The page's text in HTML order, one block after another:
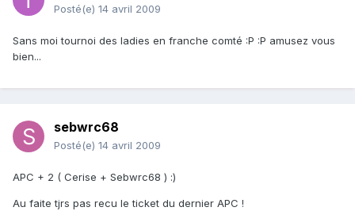
Posté(e) 14 avril 2009
Sans moi tournoi des ladies en franche comté :P :P amusez vous
bien...
sebwrc68
Posté(e) 14 avril 2009
APC + 2 ( Cerise + Sebwrc68 ) :)
Au faite tjrs pas recu le ticket du dernier APC !